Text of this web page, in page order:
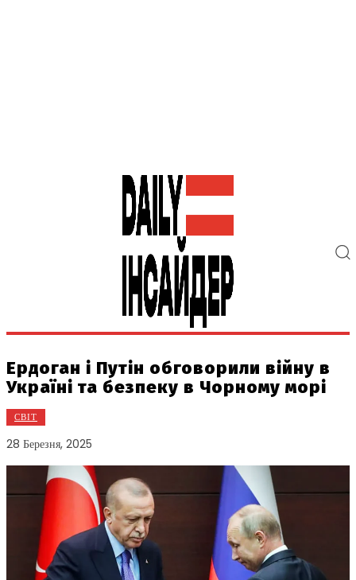
Ердоган і Путін обговорили війну в
Україні та безпеку в Чорному морі
СВІТ
28 Березня, 2025